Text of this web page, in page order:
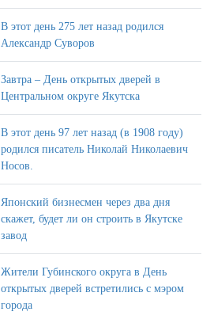
В этот день 275 лет назад родился
Александр Суворов
Завтра – День открытых дверей в
Центральном округе Якутска
В этот день 97 лет назад (в 1908 году)
родился писатель Николай Николаевич
Носов.
Японский бизнесмен через два дня
скажет, будет ли он строить в Якутске
завод
Жители Губинского округа в День
открытых дверей встретились с мэром
города